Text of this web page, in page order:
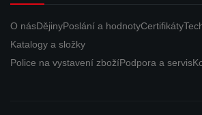
O násDějinyPoslání a hodnotyCertifikáty
Katalogy a složky
Police na vystavení zbožíPodpora a servis